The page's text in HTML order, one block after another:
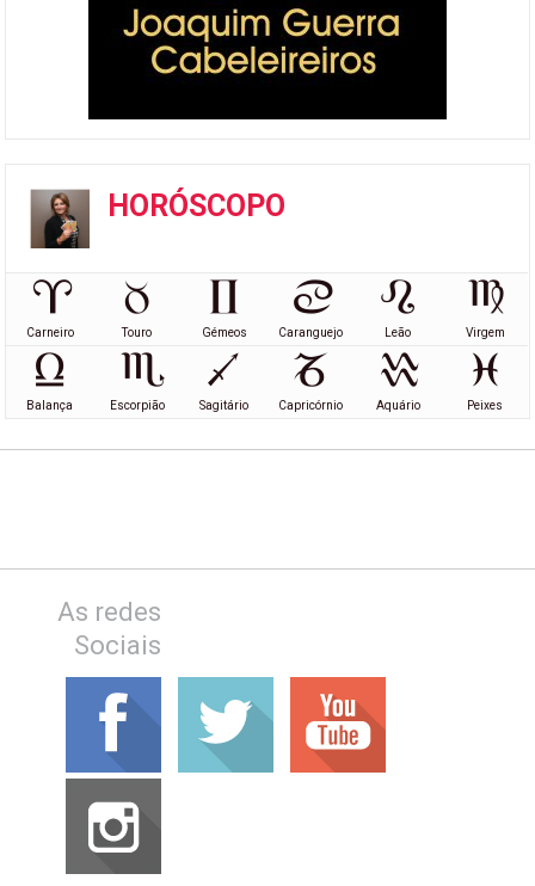
HORÓSCOPO
Carneiro Touro Gémeos Caranguejo Leão Virgem
Balança Escorpião Sagitário Capricórnio Aquário Peixes
As redes
Sociais